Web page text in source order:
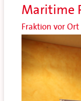
Maritime
Fraktion vor